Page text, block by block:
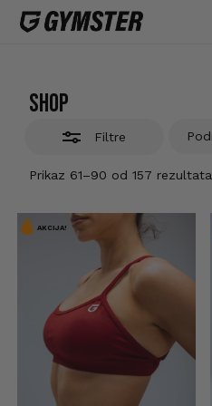
Skip
Shop
Filtre
Prikaz 61–90 od 157 rezultata
AKCIJA!